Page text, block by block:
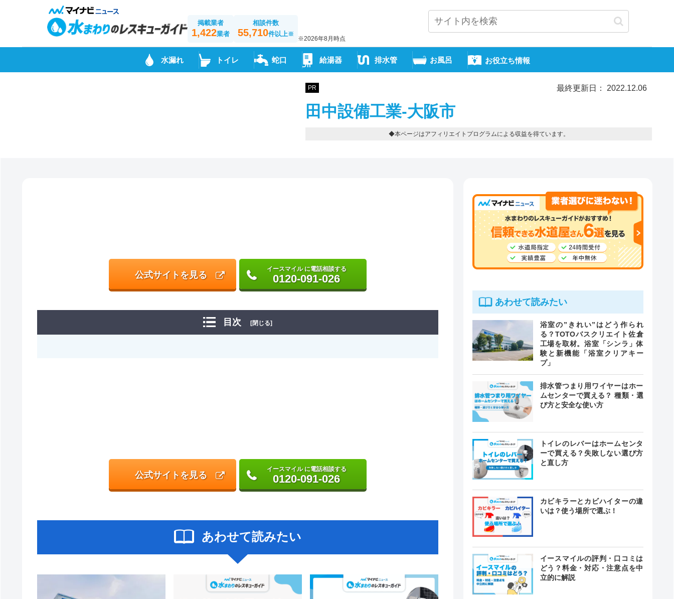
掲載業者
1,422業者
相談件数
55,710件以上※
※2026年8月時点
水漏れ トイレ 蛇口 給湯器 排水管 お風呂 お役立ち情報
PR 最終更新日： 2022.12.06
田中設備工業-大阪市
◆本ページはアフィリエイトプログラムによる収益を得ています。
公式サイトを見る
イースマイル に電話相談する
0120-091-026
目次 [閉じる]
公式サイトを見る
イースマイル に電話相談する
0120-091-026
あわせて読みたい
あわせて読みたい
浴室の”きれい”はどう作られ
る？TOTOバスクリエイト佐倉
工場を取材。浴室「シンラ」体
験と新機能「浴室クリアキー
プ」
排水管つまり用ワイヤーはホー
ムセンターで買える？ 種類・選
び方と安全な使い方
トイレのレバーはホームセンタ
ーで買える？失敗しない選び方
と直し方
カビキラーとカビハイターの違
いは？使う場所で選ぶ！
イースマイルの評判・口コミは
どう？料金・対応・注意点を中
立的に解説